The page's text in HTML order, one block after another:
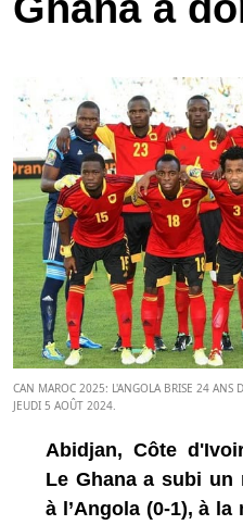
CAN MAROC 2025: L'ANGOLA BRISE 24 ANS
JEUDI 5 AOÛT 2024.
Abidjan, Côte
Le Ghana a subi un
à l’Angola (0-1), à